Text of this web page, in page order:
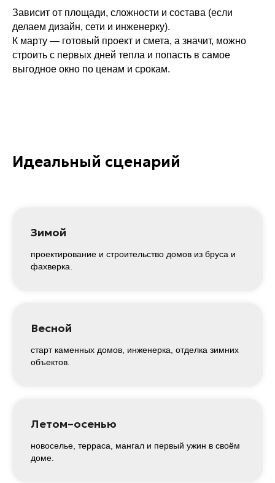
Зависит от площади, сложности и состава (если
делаем дизайн, сети и инженерку).
К марту — готовый проект и смета, а значит, можно
строить с первых дней тепла и попасть в самое
выгодное окно по ценам и срокам.
Идеальный сценарий
Зимой
проектирование и строительство домов из бруса и
фахверка.
Весной
старт каменных домов, инженерка, отделка зимних
объектов.
Летом–осенью
новоселье, терраса, мангал и первый ужин в своём
доме.
+7 343 300 93 47
Получить консультацию
Подпишитесь
и получите скидку 15%
на проектирование
вашего дома!